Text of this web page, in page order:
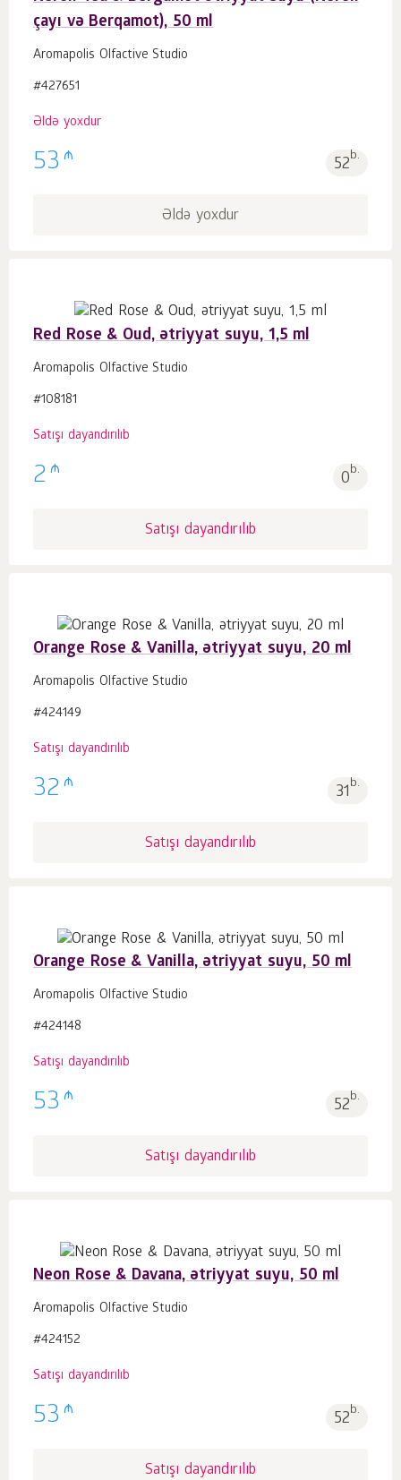
çayı və Berqamot), 50 ml
Aromapolis Olfactive Studio
#427651
Əldə yoxdur
53 ₼ 52b.
Əldə yoxdur
Red Rose & Oud, ətriyyat suyu, 1,5 ml
Aromapolis Olfactive Studio
#108181
Satışı dayandırılıb
2 ₼ 0b.
Satışı dayandırılıb
Orange Rose & Vanilla, ətriyyat suyu, 20 ml
Aromapolis Olfactive Studio
#424149
Satışı dayandırılıb
32 ₼ 31b.
Satışı dayandırılıb
Orange Rose & Vanilla, ətriyyat suyu, 50 ml
Aromapolis Olfactive Studio
#424148
Satışı dayandırılıb
53 ₼ 52b.
Satışı dayandırılıb
Neon Rose & Davana, ətriyyat suyu, 50 ml
Aromapolis Olfactive Studio
#424152
Satışı dayandırılıb
53 ₼ 52b.
Satışı dayandırılıb